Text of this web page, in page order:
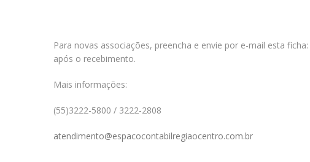
Para novas associações, preencha e envie por e-mail esta ficha:
após o recebimento.
Mais informações:
(55)3222-5800 / 3222-2808
atendimento@espacocontabilregiaocentro.com.br